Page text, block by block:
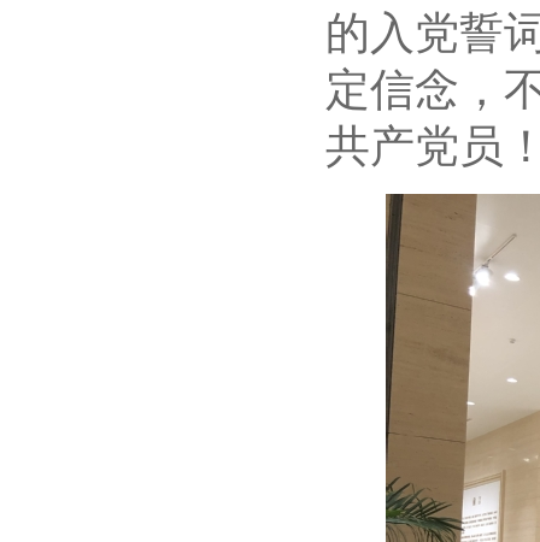
的入党誓
定信念，
共产党员